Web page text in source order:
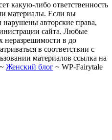
какую-либо ответственность
материалы. Если вы
нарушены авторские права,
сайта. Любые
неразрешимости в до
в соответствии с
материалов ссылка на
~ Женский блог ~ WP-Fairytale